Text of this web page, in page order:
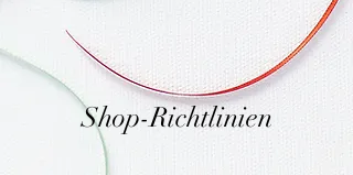
Shop-Richtlinien